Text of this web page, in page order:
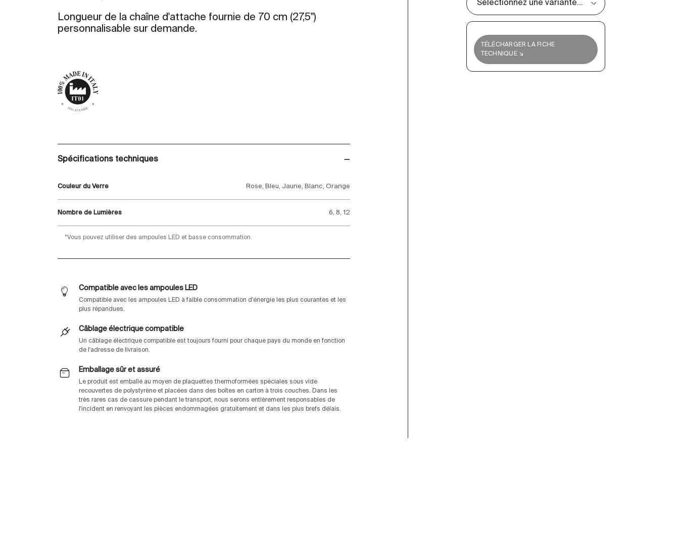
Longueur de la chaîne d'attache fournie de 70 cm (27,5")
personnalisable sur demande.
Spécifications techniques
Couleur du Verre Rose, Bleu, Jaune, Blanc, Orange
Nombre de Lumières 6, 8, 12
*Vous pouvez utiliser des ampoules LED et basse consommation.
Compatible avec les ampoules LED
Compatible avec les ampoules LED à faible consommation d'énergie les plus courantes et les
plus répandues.
Câblage électrique compatible
Un câblage électrique compatible est toujours fourni pour chaque pays du monde en fonction
de l'adresse de livraison.
Emballage sûr et assuré
Le produit est emballé au moyen de plaquettes thermoformées spéciales sous vide
recouvertes de polystyrène et placées dans des boîtes en carton à trois couches. Dans les
très rares cas de cassure pendant le transport, nous serons entièrement responsables de
l'incident en renvoyant les pièces endommagées gratuitement et dans les plus brefs délais.
TÉLÉCHARGER LA FICHE
TECHNIQUE ↘